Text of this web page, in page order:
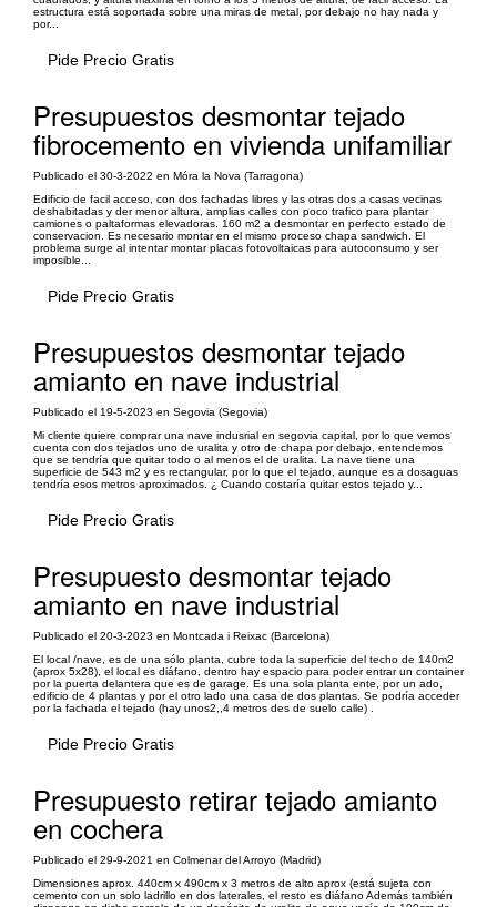
estructura está soportada sobre una miras de metal, por debajo no hay nada y
por...
Pide Precio Gratis
Presupuestos desmontar tejado
fibrocemento en vivienda unifamiliar
Publicado el 30-3-2022 en Móra la Nova (Tarragona)
Edificio de facil acceso, con dos fachadas libres y las otras dos a casas vecinas
deshabitadas y der menor altura, amplias calles con poco trafico para plantar
camiones o paltaformas elevadoras. 160 m2 a desmontar en perfecto estado de
conservacion. Es necesario montar en el mismo proceso chapa sandwich. El
problema surge al intentar montar placas fotovoltaicas para autoconsumo y ser
imposible...
Pide Precio Gratis
Presupuestos desmontar tejado
amianto en nave industrial
Publicado el 19-5-2023 en Segovia (Segovia)
Mi cliente quiere comprar una nave indusrial en segovia capital, por lo que vemos
cuenta con dos tejados uno de uralita y otro de chapa por debajo, entendemos
que se tendría que quitar todo o al menos el de uralita. La nave tiene una
superficie de 543 m2 y es rectangular, por lo que el tejado, aunque es a dosaguas
tendría esos metros aproximados. ¿ Cuando costaría quitar estos tejado y...
Pide Precio Gratis
Presupuesto desmontar tejado
amianto en nave industrial
Publicado el 20-3-2023 en Montcada i Reixac (Barcelona)
El local /nave, es de una sólo planta, cubre toda la superficie del techo de 140m2
(aprox 5x28), el local es diáfano, dentro hay espacio para poder entrar un container
por la puerta delantera que es de garage. Es una sola planta ente, por un ado,
edificio de 4 plantas y por el otro lado una casa de dos plantas. Se podría acceder
por la fachada el tejado (hay unos2,,4 metros des de suelo calle) .
Pide Precio Gratis
Presupuesto retirar tejado amianto
en cochera
Publicado el 29-9-2021 en Colmenar del Arroyo (Madrid)
Dimensiones aprox. 440cm x 490cm x 3 metros de alto aprox (está sujeta con
cemento con un solo ladrillo en dos laterales, el resto es diáfano Además también